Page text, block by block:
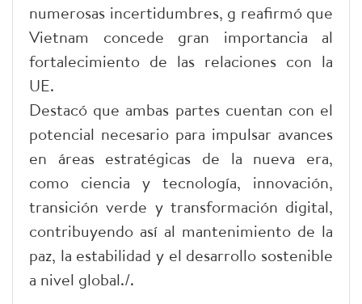
numerosas incertidumbres, g reafirmó que
Vietnam concede gran importancia al
fortalecimiento de las relaciones con la
UE.
Destacó que ambas partes cuentan con el
potencial necesario para impulsar avances
en áreas estratégicas de la nueva era,
como ciencia y tecnología, innovación,
transición verde y transformación digital,
contribuyendo así al mantenimiento de la
paz, la estabilidad y el desarrollo sostenible
a nivel global./.